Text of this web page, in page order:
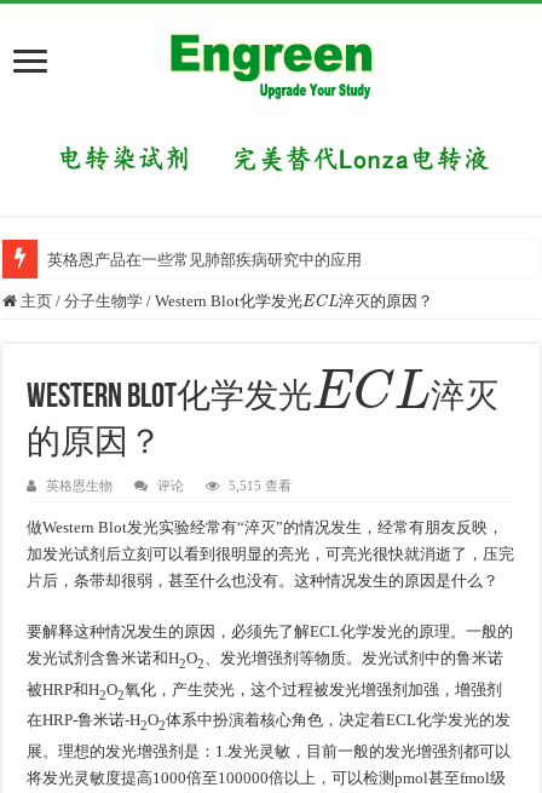
英格恩产品在一些常见肺部疾病研究中的应用
主页 / 分子生物学 / Western Blot化学发光ECL 淬灭的原因？
Western Blot化学发光
ECL
淬灭
的原因？
英格恩生物 评论 5,515 查看
做Western Blot发光实验经常有“淬灭”的情况发生，经常有朋友反映，
加发光试剂后立刻可以看到很明显的亮光，可亮光很快就消逝了，压完
片后，条带却很弱，甚至什么也没有。这种情况发生的原因是什么？
要解释这种情况发生的原因，必须先了解ECL化学发光的原理。一般的
发光试剂含鲁米诺和H2O2、发光增强剂等物质。发光试剂中的鲁米诺
被HRP和H2O2氧化，产生荧光，这个过程被发光增强剂加强，增强剂
在HRP-鲁米诺-H2O2体系中扮演着核心角色，决定着ECL化学发光的发
展。理想的发光增强剂是：1.发光灵敏，目前一般的发光增强剂都可以
将发光灵敏度提高1000倍至100000倍以上，可以检测pmol甚至fmol级